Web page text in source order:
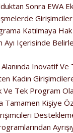
Sonra EWA
Girişimciler
Katılmaya
Ayı Içerisinde
Alanında Inovatif
Kadın
Ve Tek Program
Tamamen Kişiye